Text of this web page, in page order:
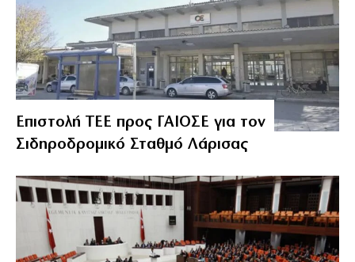
Επιστολή ΤΕΕ προς ΓΑΙΟΣΕ για τον
Σιδηροδρομικό Σταθμό Λάρισας